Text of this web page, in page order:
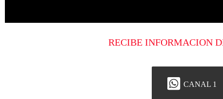
RECIBE INFORMACION
CANAL 1